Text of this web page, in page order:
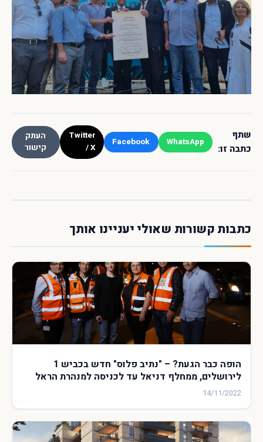
שתף
כתבה זו:
WhatsApp
Facebook
Twitter
/ X
העתק
קישור
כתבות קשורות שאולי יעניינו אותך
הופה כבר הגעת? – "נתיב פלוס" חדש בכביש 1
לירושלים, ממחלף דניאל עד לכניסה למנהרת הראל
14/11/2022